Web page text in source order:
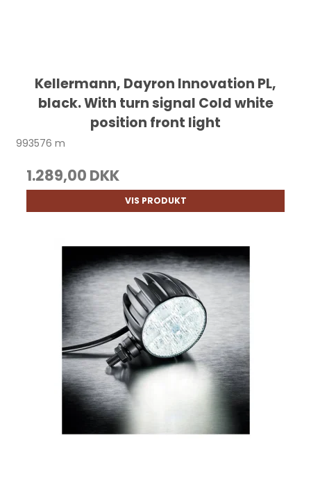
Kellermann, Dayron Innovation PL,
black. With turn signal Cold white
position front light
993576 m
1.289,00 DKK
VIS PRODUKT